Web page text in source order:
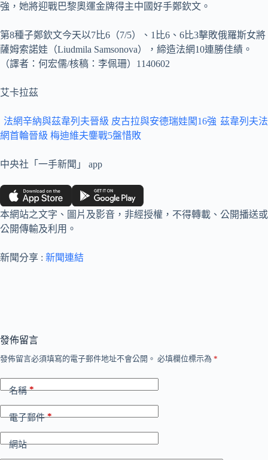
強，她將迎戰巴黎奧運金牌得主中國好手鄭欽文。
第8種子鄭欽文今天以7比6（7/5）、1比6、6比3擊敗俄羅斯女將
薩姆索諾娃（Liudmila Samsonova），締造法網10連勝佳績。
（譯者：何宏儒/核稿：李佩珊）1140602
艾卡拉茲
法網辛納與茲韋列夫晉級 皮古拉與安德瑞娃闖16強 茲韋列夫法
網首輪晉級 梅迪維夫鏖戰5盤惜敗
中央社「一手新聞」 app
本網站之文字、圖片及影音，非經授權，不得轉載、公開播送或
公開傳輸及利用。
新聞分享 : 新聞連結
發佈留言
發佈留言必須填寫的電子郵件地址不會公開。 必填欄位標示為 *
名稱*
電子郵件*
網站